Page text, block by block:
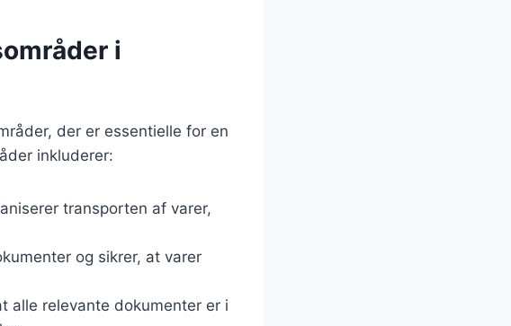
i
der er essentielle for en
inkluderer:
transporten af varer,
og sikrer, at varer
alle relevante dokumenter er i